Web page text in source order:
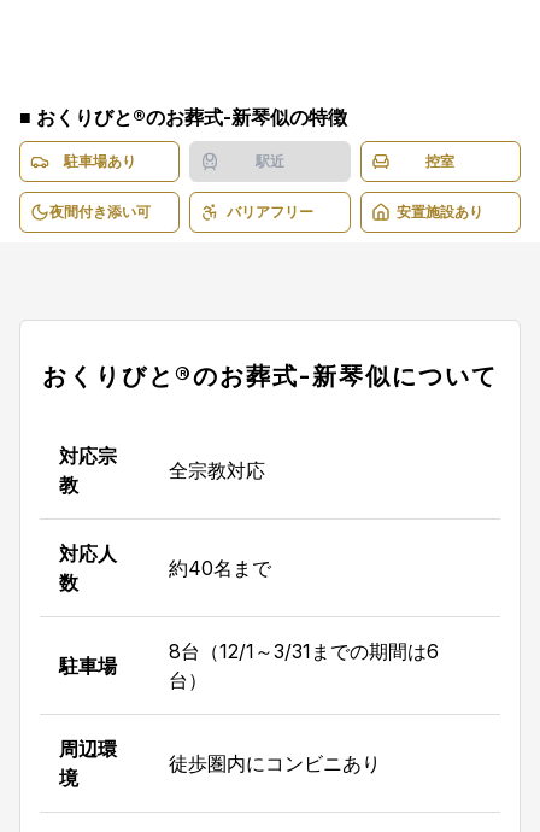
■ おくりびと®のお葬式-新琴似の特徴
駐車場あり 駅近 控室
夜間付き添い可 バリアフリー 安置施設あり
おくりびと®のお葬式-新琴似について
対応宗
教
全宗教対応
対応人
数
約40名まで
駐車場
8台（12/1～3/31までの期間は6
台）
周辺環
境
徒歩圏内にコンビニあり